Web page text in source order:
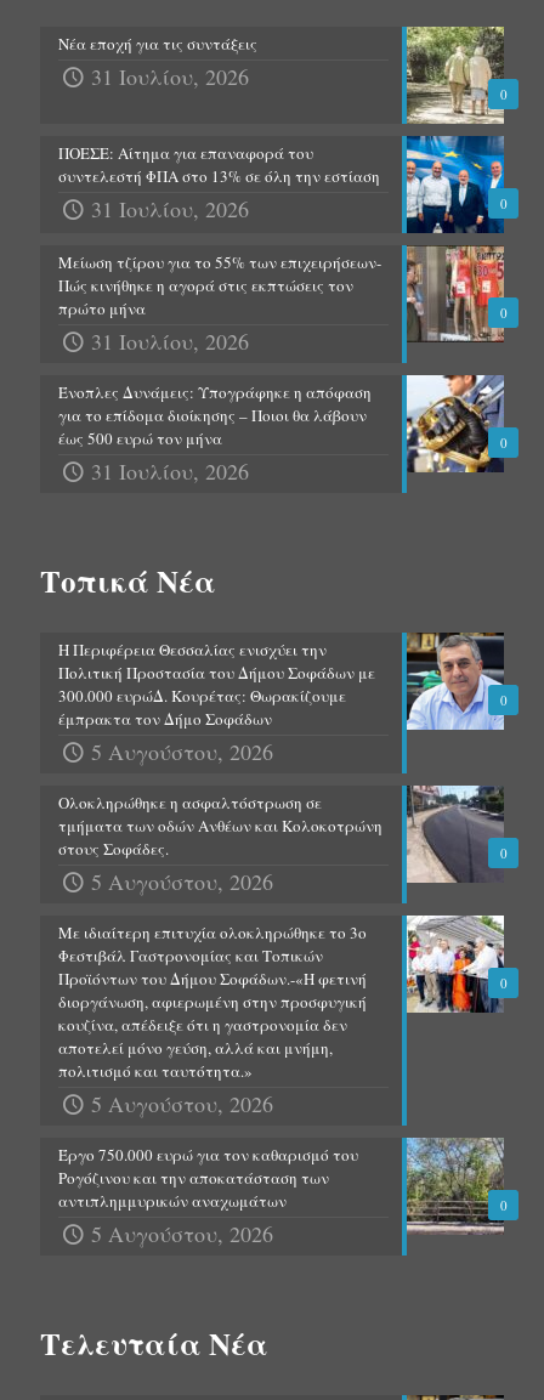
0
Νέα εποχή για τις συντάξεις
31 Ιουλίου, 2026
0
ΠΟΕΣΕ: Αίτημα για επαναφορά του
συντελεστή ΦΠΑ στο 13% σε όλη την εστίαση
31 Ιουλίου, 2026
0
Μείωση τζίρου για το 55% των επιχειρήσεων-
Πώς κινήθηκε η αγορά στις εκπτώσεις τον
πρώτο μήνα
31 Ιουλίου, 2026
0
Ένοπλες Δυνάμεις: Υπογράφηκε η απόφαση
για το επίδομα διοίκησης – Ποιοι θα λάβουν
έως 500 ευρώ τον μήνα
31 Ιουλίου, 2026
Τοπικά Νέα
0
Η Περιφέρεια Θεσσαλίας ενισχύει την
Πολιτική Προστασία του Δήμου Σοφάδων με
300.000 ευρώΔ. Κουρέτας: Θωρακίζουμε
έμπρακτα τον Δήμο Σοφάδων
5 Αυγούστου, 2026
0
Ολοκληρώθηκε η ασφαλτόστρωση σε
τμήματα των οδών Ανθέων και Κολοκοτρώνη
στους Σοφάδες.
5 Αυγούστου, 2026
0
Με ιδιαίτερη επιτυχία ολοκληρώθηκε το 3ο
Φεστιβάλ Γαστρονομίας και Τοπικών
Προϊόντων του Δήμου Σοφάδων.-«Η φετινή
διοργάνωση, αφιερωμένη στην προσφυγική
κουζίνα, απέδειξε ότι η γαστρονομία δεν
αποτελεί μόνο γεύση, αλλά και μνήμη,
πολιτισμό και ταυτότητα.»
5 Αυγούστου, 2026
0
Έργο 750.000 ευρώ για τον καθαρισμό του
Ρογόζινου και την αποκατάσταση των
αντιπλημμυρικών αναχωμάτων
5 Αυγούστου, 2026
Τελευταία Νέα